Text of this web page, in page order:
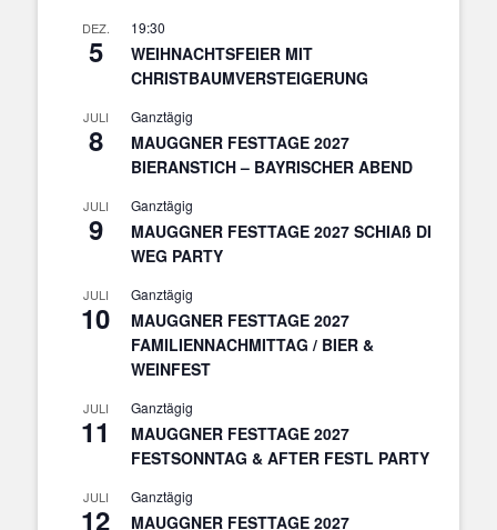
DEZ.
5
19:30
WEIHNACHTSFEIER MIT
CHRISTBAUMVERSTEIGERUNG
JULI
8
Ganztägig
MAUGGNER FESTTAGE 2027
BIERANSTICH – BAYRISCHER ABEND
JULI
9
Ganztägig
MAUGGNER FESTTAGE 2027 SCHIAß DI
WEG PARTY
JULI
10
Ganztägig
MAUGGNER FESTTAGE 2027
FAMILIENNACHMITTAG / BIER &
WEINFEST
JULI
11
Ganztägig
MAUGGNER FESTTAGE 2027
FESTSONNTAG & AFTER FESTL PARTY
JULI
12
Ganztägig
MAUGGNER FESTTAGE 2027